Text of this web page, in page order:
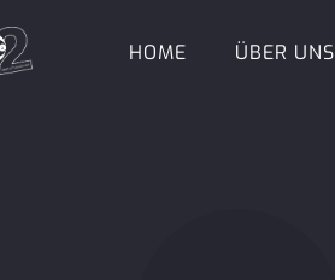
HOME ÜBER UNS